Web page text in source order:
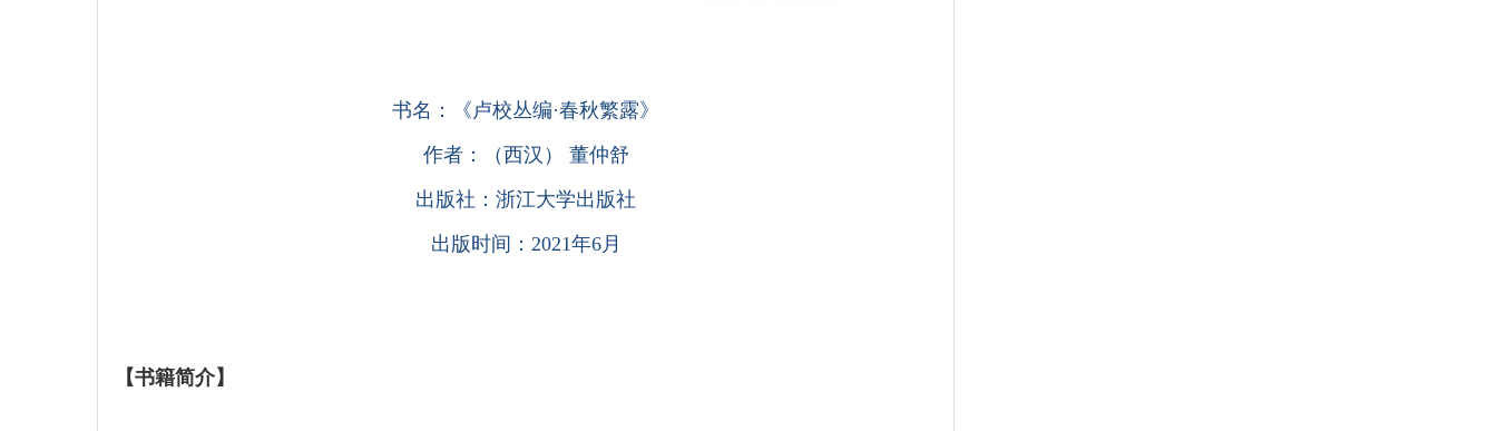
书名：《卢校丛编·春秋繁露》
作者：（西汉） 董仲舒
出版社：浙江大学出版社
出版时间：2021年6月
【书籍简介】